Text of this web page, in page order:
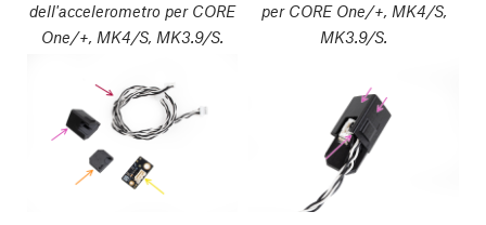
dell'accelerometro per CORE
One/+, MK4/S, MK3.9/S.
per CORE One/+, MK4/S,
MK3.9/S.